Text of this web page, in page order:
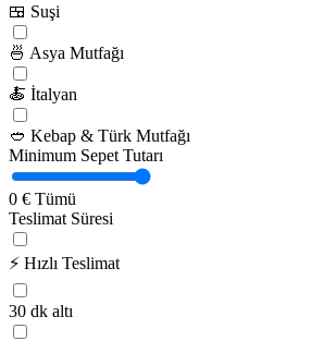
🍱 Suşi
🍜 Asya Mutfağı
🍝 İtalyan
🥙 Kebap & Türk Mutfağı
Minimum Sepet Tutarı
0 € Tümü
Teslimat Süresi
⚡ Hızlı Teslimat
30 dk altı